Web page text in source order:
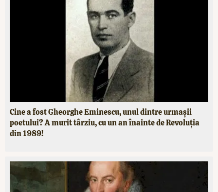
Cine a fost Gheorghe Eminescu, unul dintre urmașii
poetului? A murit târziu, cu un an înainte de Revoluția
din 1989!